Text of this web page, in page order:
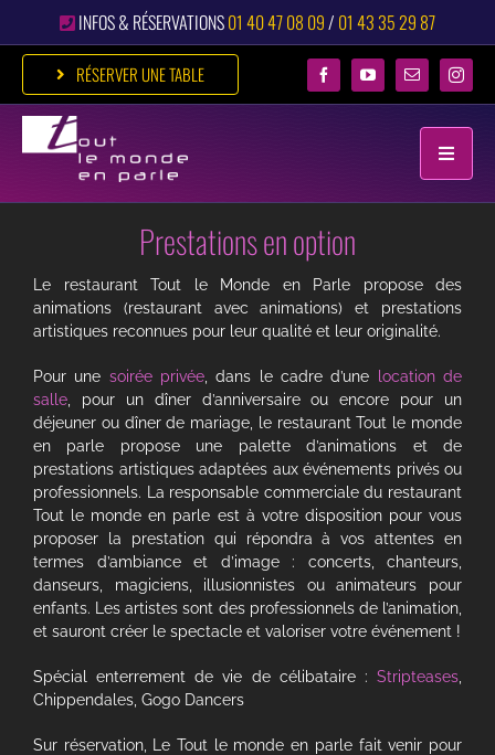
contenu
INFOS & RÉSERVATIONS01 40 47 08 09/ 01 43 35 29 87
RÉSERVER UNE TABLE
Toggle
RESTAURANT
DÎNER FESTIF
ÉVÉNEMENTS
CLUB
GALERIE
BLOG
CONTACT
RESERVER UNE TABLE
Prestations en option
Le restaurant Tout le Monde en Parle propose des
animations (restaurant avec animations) et prestations
artistiques reconnues pour leur qualité et leur originalité.
Pour une soirée privée , dans le cadre d’une
location de
salle , pour un dîner d’anniversaire ou encore pour un
déjeuner ou dîner de mariage, le restaurant Tout le monde
en parle propose une palette d’animations et de
prestations artistiques adaptées aux événements privés ou
professionnels. La responsable commerciale du restaurant
Tout le monde en parle est à votre disposition pour vous
proposer la prestation qui répondra à vos attentes en
termes d’ambiance et d’image : concerts, chanteurs,
danseurs, magiciens, illusionnistes ou animateurs pour
enfants. Les artistes sont des professionnels de l’animation,
et sauront créer le spectacle et valoriser votre événement !
Spécial enterrement de vie de célibataire : Stripteases
Chippendales, Gogo Dancers
Sur réservation, Le Tout le monde en parle fait venir pour